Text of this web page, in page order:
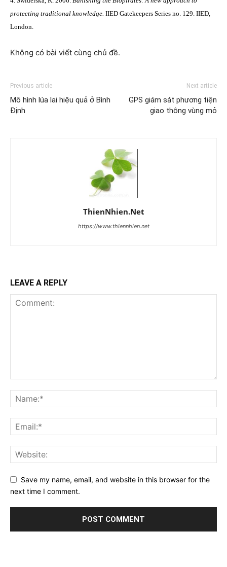
protecting traditional knowledge. IIED Gatekeepers Series no. 129. IIED,
London
Không có bài viết cùng chủ đề.
Previous article
Mô hình lúa lai hiệu quả ở Bình
Định
Next article
GPS giám sát phương tiện
giao thông vùng mỏ
ThienNhien.Net
https://www.thiennhien.net
LEAVE A REPLY
Save my name, email, and website in this browser for the
next time I comment.